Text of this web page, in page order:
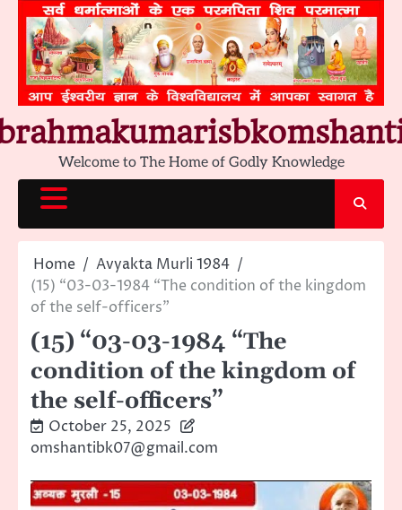
content
Welcome to The Home of Godly Knowledge
Home
Avyakta Murli 1984
(15) “03-03-1984 “The condition of the kingdom
of the self-officers”
(15) “03-03-1984 “The
condition of the kingdom of
the self-officers”
October 25, 2025
omshantibk07@gmail.com